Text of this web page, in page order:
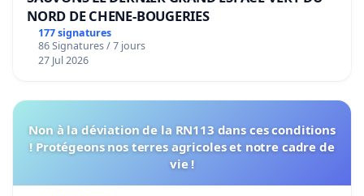
NORD DE CHENE-BOUGERIES
177 signatures
86 Signatures / 7 jours
27 Jul 2026
Non à la déviation de la RN113 dans ces conditions
! Protégeons nos terres agricoles et notre cadre de
vie !